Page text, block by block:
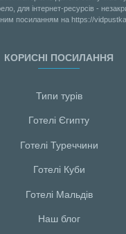
для інтернет-ресурсів -
посиланням на https://
КОРИСНІ ПОСИЛАННЯ
Типи турів
Готелі Єгипту
Готелі Туреччини
Готелі Куби
Готелі Мальдiв
Наш блог